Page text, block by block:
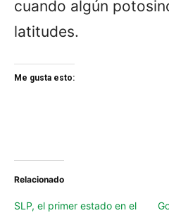
cuando algún
latitudes.
Me gusta esto:
Relacionado
SLP, el primer estado en el